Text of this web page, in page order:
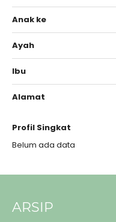
Anak ke
Ayah
Ibu
Alamat
Profil Singkat
Belum ada data
ARSIP